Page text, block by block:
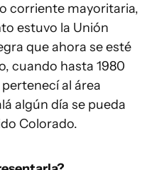
corriente mayoritaria,
estuvo la Unión
que ahora se esté
cuando hasta 1980
al área
algún día se pueda
Colorado.